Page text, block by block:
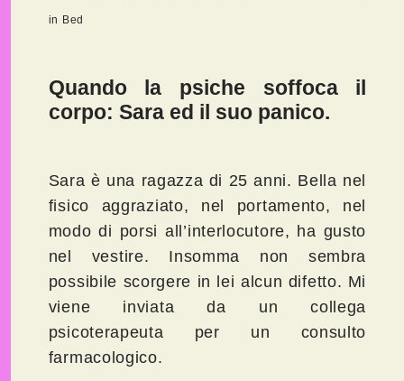
in Bed
Quando la psiche soffoca il
corpo: Sara ed il suo panico.
Sara è una ragazza di 25 anni. Bella nel
fisico aggraziato, nel portamento, nel
modo di porsi all’interlocutore, ha gusto
nel vestire. Insomma non sembra
possibile scorgere in lei alcun difetto. Mi
viene inviata da un collega
psicoterapeuta per un consulto
farmacologico.